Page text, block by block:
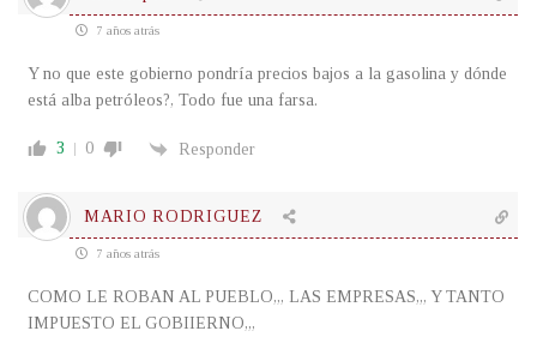
7 años atrás
Y no que este gobierno pondría precios bajos a la gasolina y dónde
está alba petróleos?, Todo fue una farsa.
3 0 Responder
MARIO RODRIGUEZ
7 años atrás
COMO LE ROBAN AL PUEBLO,,, LAS EMPRESAS,,, Y TANTO
IMPUESTO EL GOBIIERNO,,,